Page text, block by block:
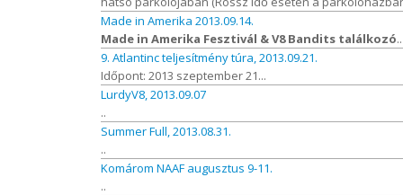
Made in Amerika 2013.09.14.
Made in Amerika Fesztivál & V8 Bandits találkozó..
9. Atlantinc teljesítmény túra, 2013.09.21.
Időpont: 2013 szeptember 21...
LurdyV8, 2013.09.07
..
Summer Full, 2013.08.31.
..
Komárom NAAF augusztus 9-11.
..